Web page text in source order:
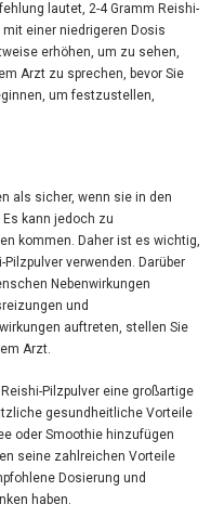
lautet, 2-4 Gramm Reishi-
mit einer niedrigeren Dosis
erhöhen, um zu sehen,
Arzt zu sprechen, bevor Sie
um festzustellen,
als sicher, wenn sie in den
kann jedoch zu
kommen. Daher ist es wichtig,
verwenden. Darüber
Nebenwirkungen
und
auftreten, stellen Sie
Arzt.
Pilzpulver eine großartige
gesundheitliche Vorteile
oder Smoothie hinzufügen
seine zahlreichen Vorteile
Dosierung und
haben.